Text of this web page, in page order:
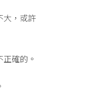
大，或許
確的。